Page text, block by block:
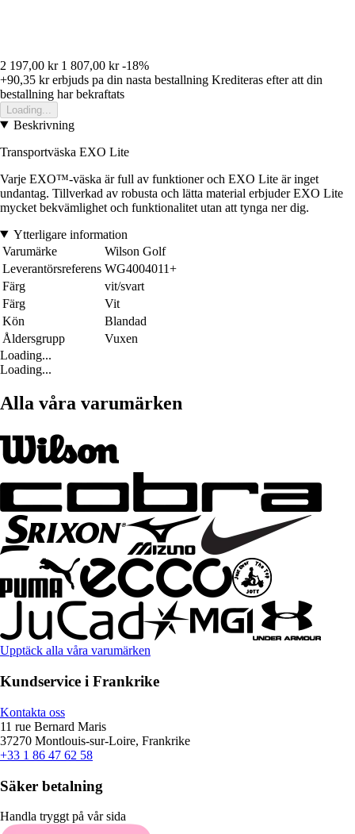
2 197,00 kr 1 807,00 kr -18%
+90,35 krerbjuds pa din nasta bestallning Krediteras efter att din
bestallning har bekraftats
Loading...
Beskrivning
Transportväska EXO Lite
Varje EXO™-väska är full av funktioner och EXO Lite är inget
undantag. Tillverkad av robusta och lätta material erbjuder EXO Lite
mycket bekvämlighet och funktionalitet utan att tynga ner dig.
Ytterligare information
Varumärke
Wilson Golf
Leverantörsreferens WG4004011+
Färg
vit/svart
Färg
Vit
Kön
Blandad
Åldersgrupp
Vuxen
Loading...
Loading...
Alla våra varumärken
Upptäck alla våra varumärken
Kundservice i Frankrike
Kontakta oss
11 rue Bernard Maris
37270 Montlouis-sur-Loire, Frankrike
+33 1 86 47 62 58
Säker betalning
Handla tryggt på vår sida